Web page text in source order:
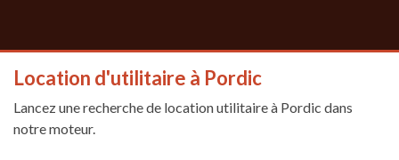
Location d'utilitaire à Pordic
Lancez une recherche de location utilitaire à Pordic dans
notre moteur.